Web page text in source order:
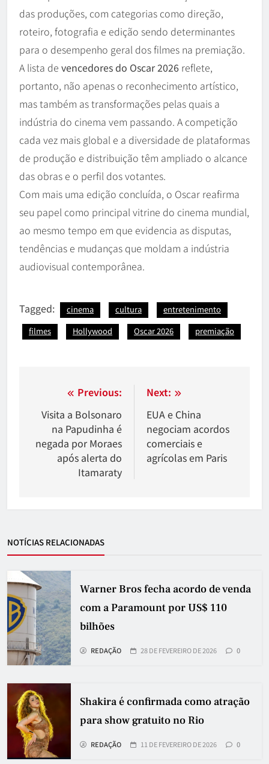
das produções, com categorias como direção,
roteiro, fotografia e edição sendo determinantes
para o desempenho geral dos filmes na premiação.
A lista de vencedores do Oscar 2026 reflete,
portanto, não apenas o reconhecimento artístico,
mas também as transformações pelas quais a
indústria do cinema vem passando. A competição
cada vez mais global e a diversidade de plataformas
de produção e distribuição têm ampliado o alcance
das obras e o perfil dos votantes.
Com mais uma edição concluída, o Oscar reafirma
seu papel como principal vitrine do cinema mundial,
ao mesmo tempo em que evidencia as disputas,
tendências e mudanças que moldam a indústria
audiovisual contemporânea.
Tagged: cinema cultura
entretenimento
filmes
Hollywood Oscar 2026 premiação
Navegação
de
Post
Previous:
Visita a Bolsonaro
na Papudinha é
negada por Moraes
após alerta do
Itamaraty
Next:
EUA e China
negociam acordos
comerciais e
agrícolas em Paris
NOTÍCIAS RELACIONADAS
Warner Bros fecha acordo de venda
com a Paramount por US$ 110
bilhões
REDAÇÃO 28 DE FEVEREIRO DE 2026 0
Shakira é confirmada como atração
para show gratuito no Rio
REDAÇÃO 11 DE FEVEREIRO DE 2026 0